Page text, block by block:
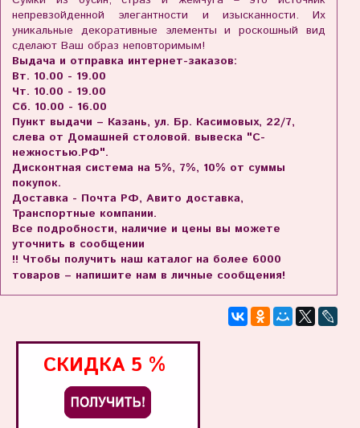
непревзойденной элегантности и изысканности. Их
уникальные декоративные элементы и роскошный вид
сделают Ваш образ неповторимым!
Выдача и отправка интернет-заказов:
Вт. 10.00 - 19.00
Чт. 10.00 - 19.00
Сб. 10.00 - 16.00
Пункт выдачи – Казань, ул. Бр. Касимовых, 22/7,
слева от Домашней столовой. вывеска "С-
нежностью.РФ".
Дисконтная система на 5%, 7%, 10% от суммы
покупок.
Доставка - Почта РФ, Авито доставка,
Транспортные компании.
Все подробности, наличие и цены вы можете
уточнить в сообщении
!! Чтобы получить наш каталог на более 6000
товаров – напишите нам в личные сообщения!
СКИДКА 5 %